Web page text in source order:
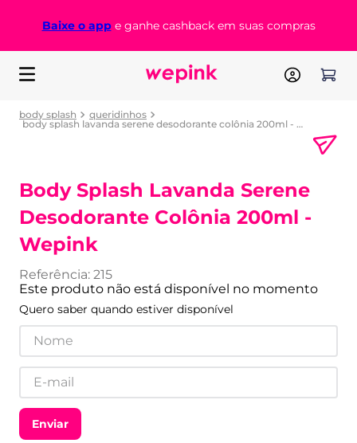
Baixe o appe ganhe cashback em suas compras
body splash
queridinhos
body splash lavanda serene desodorante colônia 200ml - wepink
Body Splash Lavanda Serene
Desodorante Colônia 200ml -
Wepink
Referência: 215
Este produto não está disponível no momento
Quero saber quando estiver disponível
Enviar